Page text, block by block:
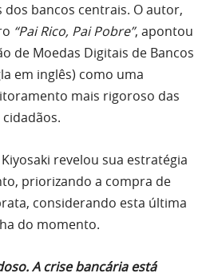
dos bancos centrais. O autor,
“Pai Rico, Pai Pobre”, apontou
de Moedas Digitais de Bancos
em inglês) como uma
mais rigoroso das
revelou sua estratégia
priorizando a compra de
considerando esta última
do momento.
A crise bancária está